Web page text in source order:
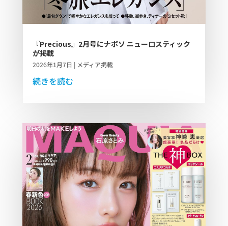
『Precious』2月号にナボソ ニューロスティック
が掲載
2026年1月7日 | メディア掲載
続きを読む